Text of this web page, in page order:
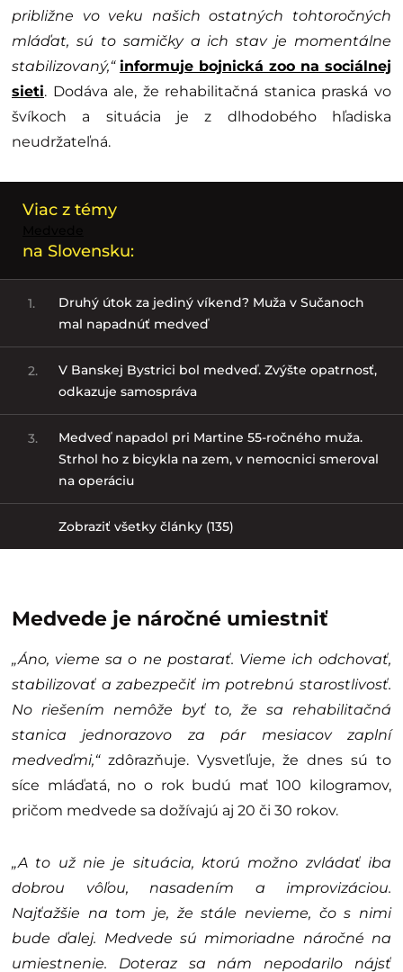
približne vo veku našich ostatných tohtoročných
mláďat, sú to samičky a ich stav je momentálne
stabilizovaný,“ informuje bojnická zoo na sociálnej
sieti. Dodáva ale, že rehabilitačná stanica praská vo
švíkoch a situácia je z dlhodobého hľadiska
neudržateľná.
Viac z témy
na Slovensku:
1.
Druhý útok za jediný víkend? Muža v Sučanoch
mal napadnúť medveď
2.
V Banskej Bystrici bol medveď. Zvýšte opatrnosť,
odkazuje samospráva
3.
Medveď napadol pri Martine 55-ročného muža.
Strhol ho z bicykla na zem, v nemocnici smeroval
na operáciu
Zobraziť všetky články (135)
Medvede je náročné umiestniť
„Áno, vieme sa o ne postarať. Vieme ich odchovať,
stabilizovať a zabezpečiť im potrebnú starostlivosť.
No riešením nemôže byť to, že sa rehabilitačná
stanica jednorazovo za pár mesiacov zaplní
medveďmi,“zdôrazňuje. Vysvetľuje, že dnes sú to
síce mláďatá, no o rok budú mať 100 kilogramov,
pričom medvede sa dožívajú aj 20 či 30 rokov.
„A to už nie je situácia, ktorú možno zvládať iba
dobrou vôľou, nasadením a improvizáciou.
Najťažšie na tom je, že stále nevieme, čo s nimi
bude ďalej. Medvede sú mimoriadne náročné na
umiestnenie. Doteraz sa nám nepodarilo nájsť